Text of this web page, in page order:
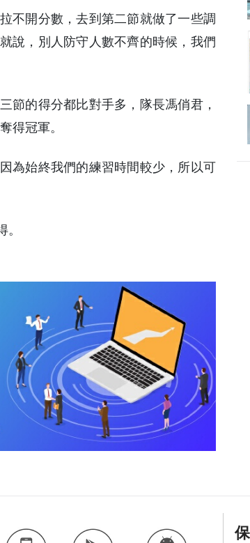
不開分數，去到第二節就做了一些調
說，別人防守人數不齊的時候，我們
節的得分都比對手多，隊長馮俏君，
得冠軍。
為始終我們的練習時間較少，所以可